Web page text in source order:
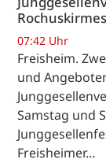
Rochuskirmes
07:42 Uhr
Freisheim.
und
Samstag und
Freisheimer…